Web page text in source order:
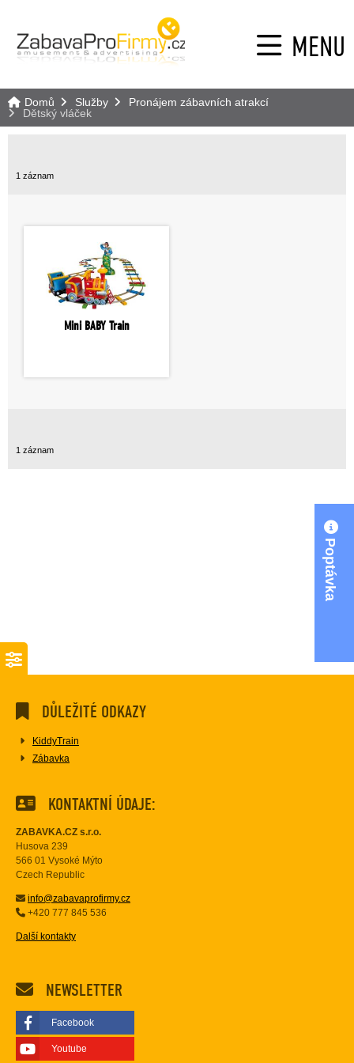
MENU
Domů Služby
Pronájem zábavních atrakcí
Dětský vláček
1 záznam
Mini BABY Train
1 záznam
DŮLEŽITÉ ODKAZY
KiddyTrain
Zábavka
KONTAKTNÍ ÚDAJE:
ZABAVKA.CZ s.r.o.
Husova 239
566 01 Vysoké Mýto
Czech Republic
info@zabavaprofirmy.cz
+420 777 845 536
Další kontakty
NEWSLETTER
Facebook
Youtube
Poptávka